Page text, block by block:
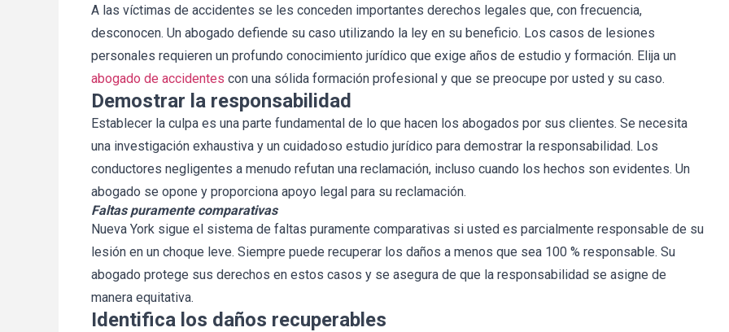
A las víctimas de accidentes se les conceden importantes derechos legales que, con frecuencia,
desconocen. Un abogado defiende su caso utilizando la ley en su beneficio. Los casos de lesiones
personales requieren un profundo conocimiento jurídico que exige años de estudio y formación. Elija un
abogado de accidentes con una sólida formación profesional y que se preocupe por usted y su caso.
Demostrar la responsabilidad
Establecer la culpa es una parte fundamental de lo que hacen los abogados por sus clientes. Se necesita
una investigación exhaustiva y un cuidadoso estudio jurídico para demostrar la responsabilidad. Los
conductores negligentes a menudo refutan una reclamación, incluso cuando los hechos son evidentes. Un
abogado se opone y proporciona apoyo legal para su reclamación.
Faltas puramente comparativas
Nueva York sigue el sistema de faltas puramente comparativas si usted es parcialmente responsable de su
lesión en un choque leve. Siempre puede recuperar los daños a menos que sea 100 % responsable. Su
abogado protege sus derechos en estos casos y se asegura de que la responsabilidad se asigne de
manera equitativa.
Identifica los daños recuperables